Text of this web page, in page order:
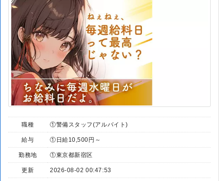
職種 ①警備スタッフ(アルバイト)
給与 ①日給10,500円～
勤務地 ①東京都新宿区
更新 2026-08-02 00:47:53